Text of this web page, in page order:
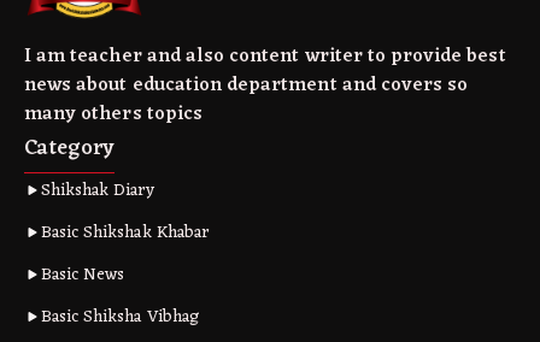
I am teacher and also content writer to provide best
news about education department and covers so
many others topics
Category
Shikshak Diary
Basic Shikshak Khabar
Basic News
Basic Shiksha Vibhag